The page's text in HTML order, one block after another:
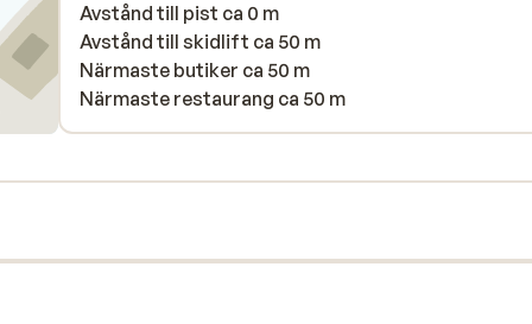
Avstånd till pist ca 0 m
Avstånd till skidlift ca 50 m
Närmaste butiker ca 50 m
Närmaste restaurang ca 50 m